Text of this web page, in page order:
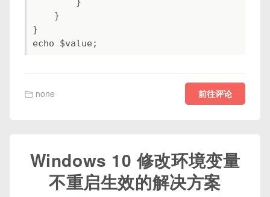
    }
}
echo $value;
none 前往评论
Windows 10 修改环境变量
不重启生效的解决方案